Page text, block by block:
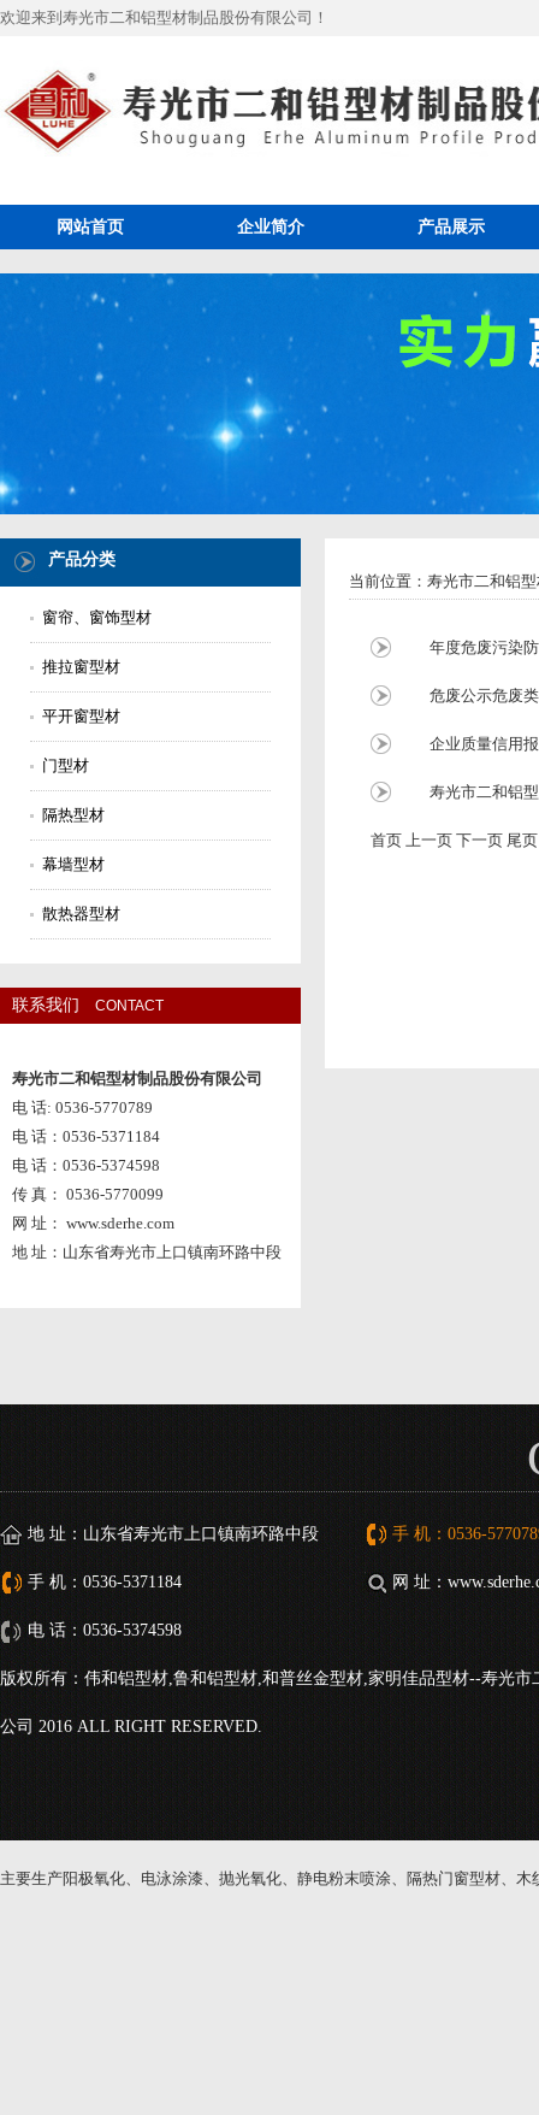
欢迎来到寿光市二和铝型材制品股份有限公司！
网站首页 企业简介 产品展示
产品分类
窗帘、窗饰型材
推拉窗型材
平开窗型材
门型材
隔热型材
幕墙型材
散热器型材
联系我们 CONTACT
寿光市二和铝型材制品股份有限公司
电 话: 0536-5770789
电 话：0536-5371184
电 话：0536-5374598
传 真： 0536-5770099
网 址： www.sderhe.com
地 址：山东省寿光市上口镇南环路中段
当前位置： 寿光市二和铝
年度危废污染
危废公示危废
企业质量信用
寿光市二和铝
首页 上一页 下一页 尾
地 址：山东省寿光市上口镇南环路中段 手 机：0536-
手 机：0536-5371184 网 址：
电 话：0536-5374598
版权所有：伟和铝型材,鲁和铝型材,和普丝金型材,家明佳品型材--寿光市
公司 2016 ALL RIGHT RESERVED.
主要生产阳极氧化、电泳涂漆、抛光氧化、静电粉末喷涂、隔热门窗型材、